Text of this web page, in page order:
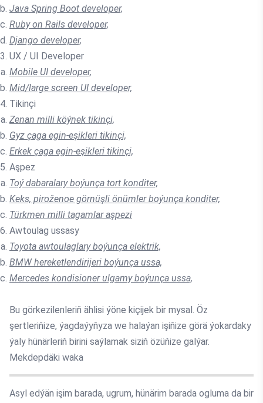
Java Spring Boot developer,
Ruby on Rails developer,
Django developer,
UX / UI Developer
Mobile UI developer,
Mid/large screen UI developer,
Tikinçi
Zenan milli köýnek tikinçi,
Gyz çaga egin-eşikleri tikinçi,
Erkek çaga egin-eşikleri tikinçi,
Aşpez
Toý dabaralary boýunça tort konditer,
Keks, piroženoe görnüşli önümler boýunça konditer,
Türkmen milli tagamlar aşpezi
Awtoulag ussasy
Toyota awtoulaglary boýunça elektrik,
BMW hereketlendirijeri boýunça ussa,
Mercedes kondisioner ulgamy boýunça ussa,
Bu görkezilenleriň ählisi ýöne kiçijek bir mysal. Öz
şertleriňize, ýagdaýyňyza we halaýan işiňize görä ýokardaky
ýaly hünärleriň birini saýlamak siziň özüňize galýar.
Mekdepdäki waka
Asyl edýän işim barada, ugrum, hünärim barada ogluma da bir